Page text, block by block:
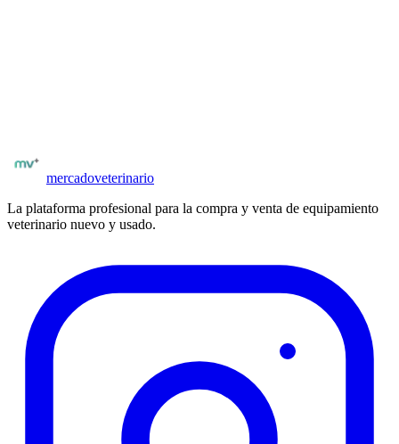
mercadoveterinario
La plataforma profesional para la compra y venta de equipamiento
veterinario nuevo y usado.